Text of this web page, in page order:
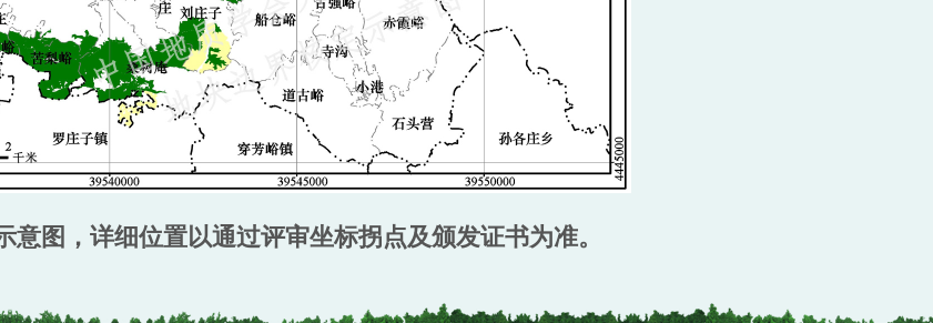
意图，详细位置以通过评审坐标拐点及颁发证书为准。